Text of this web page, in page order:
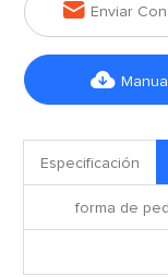
 Enviar
 Manual
Especificación
forma de